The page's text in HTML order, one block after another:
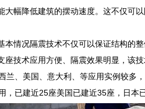
幅降低建筑的摆动速度。这不仅可以
情况隔震技术不仅可以保证结构的
技术应用方便、隔震效果明显，该
、美国、意大利、等应用实例较多
已建近25座美国已建近35座，日本